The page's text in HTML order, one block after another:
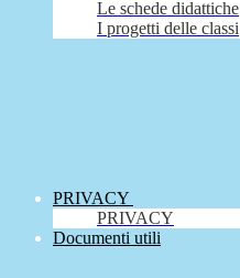
Le schede didattiche
I progetti delle classi
PRIVACY
PRIVACY
Documenti utili